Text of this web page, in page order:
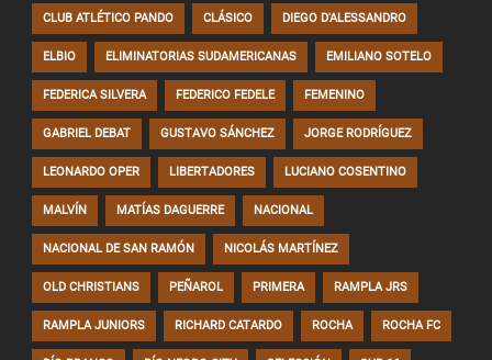
CLUB ATLÉTICO PANDO CLÁSICO DIEGO D'ALESSANDRO
ELBIO ELIMINATORIAS SUDAMERICANAS EMILIANO SOTELO
FEDERICA SILVERA FEDERICO FEDELE FEMENINO
GABRIEL DEBAT GUSTAVO SÁNCHEZ JORGE RODRÍGUEZ
LEONARDO OPER LIBERTADORES LUCIANO COSENTINO
MALVÍN MATÍAS DAGUERRE NACIONAL
NACIONAL DE SAN RAMÓN NICOLÁS MARTÍNEZ
OLD CHRISTIANS PEÑAROL PRIMERA RAMPLA JRS
RAMPLA JUNIORS RICHARD CATARDO ROCHA ROCHA FC